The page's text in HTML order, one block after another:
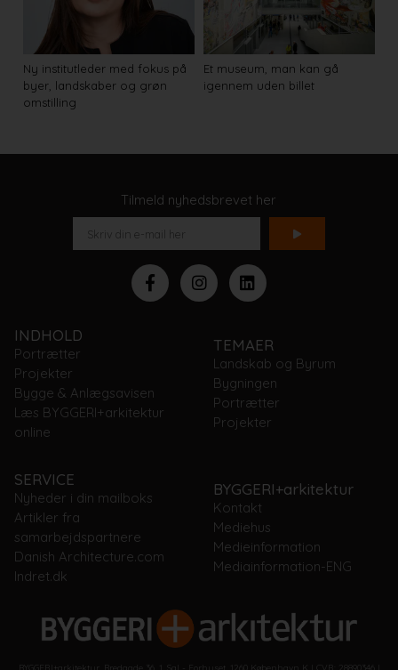
Ny institutleder med fokus på
byer, landskaber og grøn
omstilling
Et museum, man kan gå
igennem uden billet
Tilmeld nyhedsbrevet her
INDHOLD
Portrætter
Projekter
Bygge & Anlægsavisen
Læs BYGGERI+arkitektur
online
TEMAER
Landskab og Byrum
Bygningen
Portrætter
Projekter
SERVICE
Nyheder i din mailboks
Artikler fra
samarbejdspartnere
Danish Architecture.com
Indret.dk
BYGGERI+arkitektur
Kontakt
Mediehus
Medieinformation
Mediainformation-ENG